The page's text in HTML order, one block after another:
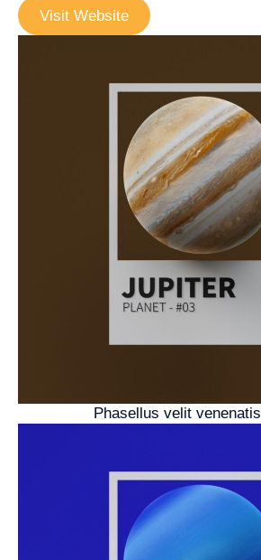
Visit Website
Phasellus velit